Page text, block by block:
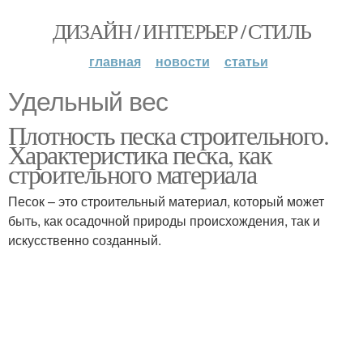
ДИЗАЙН / ИНТЕРЬЕР / СТИЛЬ
главная новости статьи
Удельный вес
Плотность песка строительного.
Характеристика песка, как
строительного материала
Песок – это строительный материал, который может
быть, как осадочной природы происхождения, так и
искусственно созданный.